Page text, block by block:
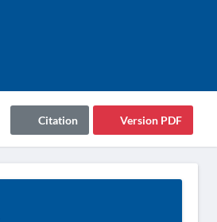
Version PDF
Citation